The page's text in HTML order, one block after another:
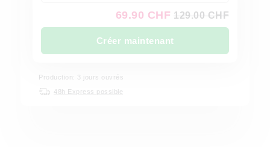
69.90 CHF 129.00 CHF
Créer maintenant
Production: 3 jours ouvrés
48h Express possible